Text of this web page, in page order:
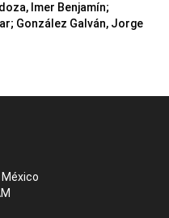
Imer Benjamín;
; González Galván, Jorge